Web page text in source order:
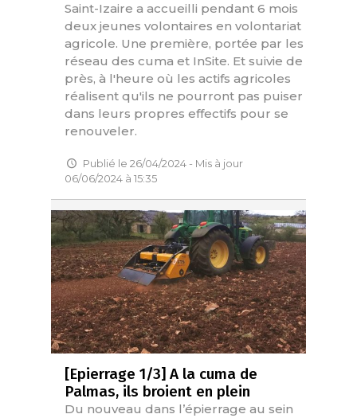
Saint-Izaire a accueilli pendant 6 mois
deux jeunes volontaires en volontariat
agricole. Une première, portée par les
réseau des cuma et InSite. Et suivie de
près, à l'heure où les actifs agricoles
réalisent qu'ils ne pourront pas puiser
dans leurs propres effectifs pour se
renouveler.
Publié le 26/04/2024 - Mis à jour
06/06/2024 à 15:35
[Epierrage 1/3] A la cuma de
Palmas, ils broient en plein
Du nouveau dans l’épierrage au sein